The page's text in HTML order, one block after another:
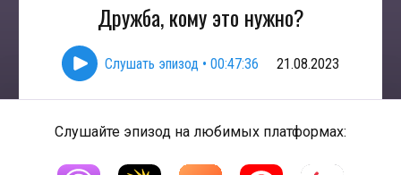
Дружба, кому это нужно?
Слушать эпизод • 00:47:36 21.08.2023
Слушайте эпизод на любимых платформах: